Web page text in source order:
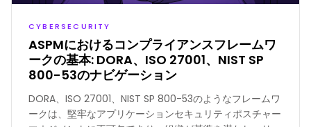
CYBERSECURITY
ASPMにおけるコンプライアンスフレームワ
ークの基本: DORA、ISO 27001、NIST SP
800-53のナビゲーション
DORA、ISO 27001、NIST SP 800-53のようなフレームワ
ークは、堅牢なアプリケーションセキュリティポスチャー